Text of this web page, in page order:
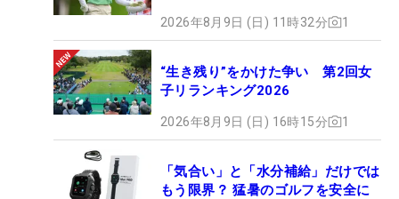
2026年8月9日 (日) 11時32分 1
“生き残り”をかけた争い 第2回女
子リランキング2026
2026年8月9日 (日) 16時15分 1
「気合い」と「水分補給」だけでは
もう限界？ 猛暑のゴルフを安全に